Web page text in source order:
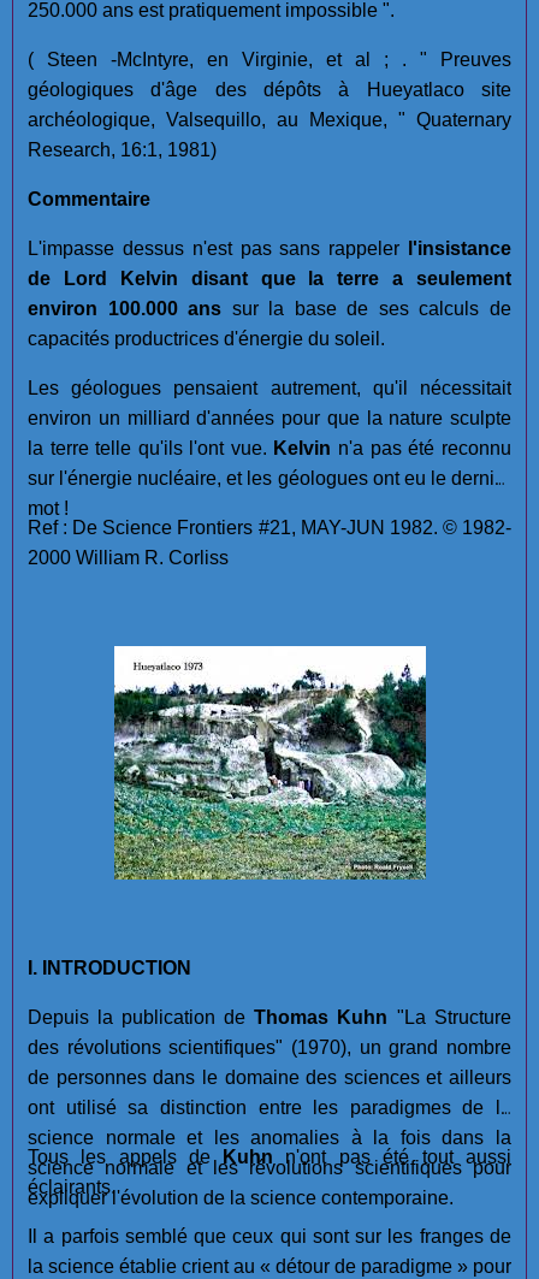
250.000 ans est pratiquement impossible ".
( Steen -McIntyre, en Virginie, et al ; . " Preuves
géologiques d'âge des dépôts à Hueyatlaco site
archéologique, Valsequillo, au Mexique, " Quaternary
Research, 16:1, 1981)
Commentaire
L'impasse dessus n'est pas sans rappeler
l'insistance
de Lord Kelvin disant que la terre a seulement
environ 100.000 ans sur la base de ses calculs de
capacités productrices d'énergie du soleil.
Les géologues pensaient autrement, qu'il nécessitait
environ un milliard d'années pour que la nature sculpte
la terre telle qu'ils l'ont vue. Kelvin n'a pas été reconnu
sur l'énergie nucléaire, et les géologues ont eu le dernier
mot !
Ref : De Science Frontiers #21, MAY-JUN 1982. © 1982-
2000 William R. Corliss
I. INTRODUCTION
Depuis la publication de Thomas Kuhn "La Structure
des révolutions scientifiques" (1970), un grand nombre
de personnes dans le domaine des sciences et ailleurs
ont utilisé sa distinction entre les paradigmes de la
science normale et les anomalies à la fois dans la
science normale et les révolutions scientifiques pour
expliquer l'évolution de la science contemporaine.
Tous les appels de Kuhn n'ont pas été tout aussi
éclairants.
Il a parfois semblé que ceux qui sont sur les franges de
la science établie crient au « détour de paradigme » pour